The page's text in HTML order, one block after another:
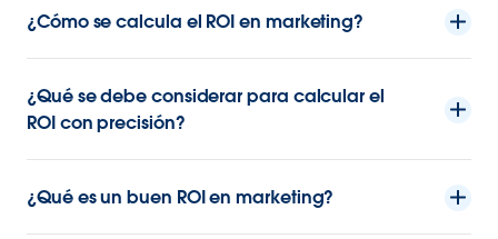
¿Cómo se calcula el ROI en marketing?
¿Qué se debe considerar para calcular el
ROI con precisión?
¿Qué es un buen ROI en marketing?